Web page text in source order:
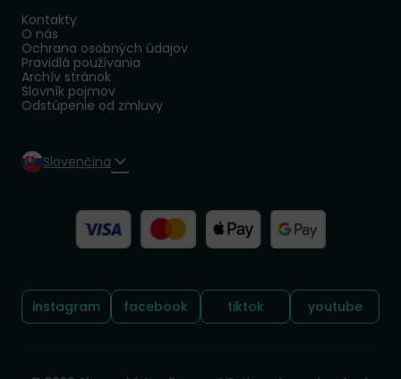
Kontakty
O nás
Ochrana osobných údajov
Pravidlá používania
Archív stránok
Slovník pojmov
Odstúpenie od zmluvy
Slovenčina
Sledujte nás:
instagram facebook tiktok youtube